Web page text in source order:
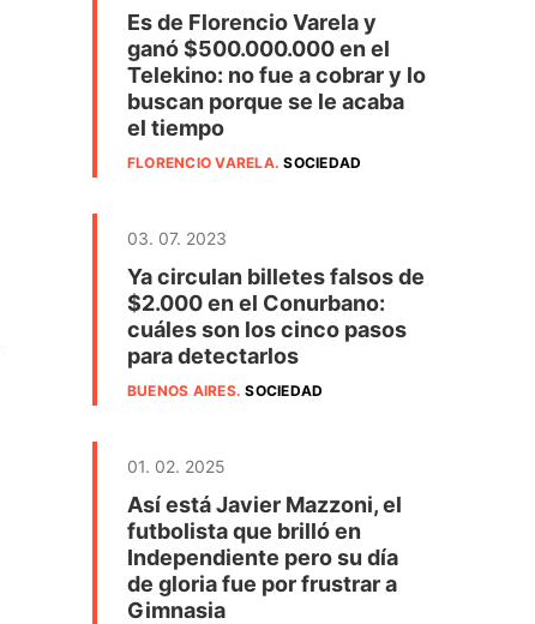
Es de Florencio Varela y
ganó $500.000.000 en el
Telekino: no fue a cobrar y lo
buscan porque se le acaba
el tiempo
FLORENCIO VARELA.SOCIEDAD
03. 07. 2023
Ya circulan billetes falsos de
$2.000 en el Conurbano:
cuáles son los cinco pasos
para detectarlos
BUENOS AIRES.SOCIEDAD
01. 02. 2025
Así está Javier Mazzoni, el
futbolista que brilló en
Independiente pero su día
de gloria fue por frustrar a
Gimnasia